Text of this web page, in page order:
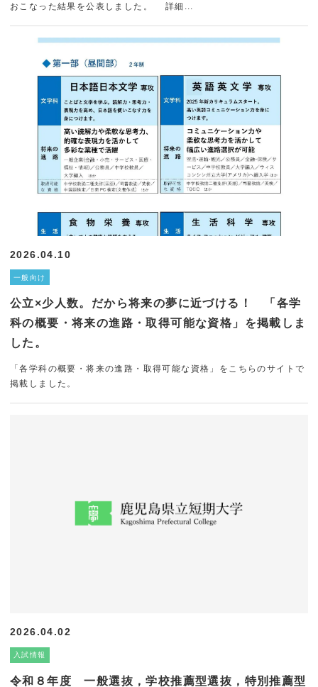
おこなった結果を公表しました。 詳細...
2026.04.10
一般向け
公立×少人数。だから将来の夢に近づける！ 「各学
科の概要・将来の進路・取得可能な資格」を掲載しま
した。
「各学科の概要・将来の進路・取得可能な資格」をこちらのサイトで
掲載しました。
2026.04.02
入試情報
令和８年度 一般選抜，学校推薦型選抜，特別推薦型